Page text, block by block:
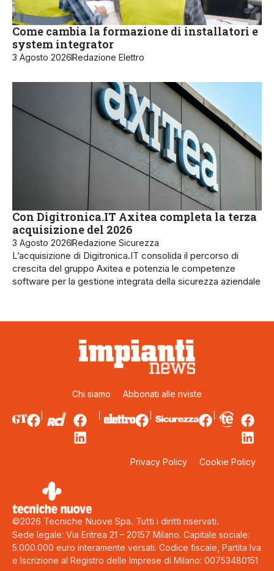
Come cambia la formazione di installatori e
system integrator
3 Agosto 2026Redazione Elettro
Con Digitronica.IT Axitea completa la terza
acquisizione del 2026
3 Agosto 2026Redazione Sicurezza
L’acquisizione di Digitronica.IT consolida il percorso di
crescita del gruppo Axitea e potenzia le competenze
software per la gestione integrata della sicurezza aziendale
Chi siamo Abbonati alle riviste
Privacy Policy Cookie Policy
©2026 Tecniche Nuove Spa. Tutti i diritti riservati.
Sede legale: Via Eritrea 21 – 20157 Milano. Capitale sociale:
5.000.000 euro interamente versati. Codice fiscale, Partita Iva
e Iscrizione al Registro delle Imprese di Milano: 00753480151